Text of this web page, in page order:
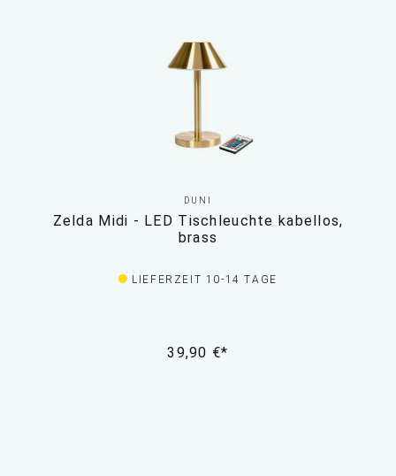
DUNI
Zelda Midi - LED Tischleuchte kabellos,
brass
LIEFERZEIT 10-14 TAGE
39,90 €*